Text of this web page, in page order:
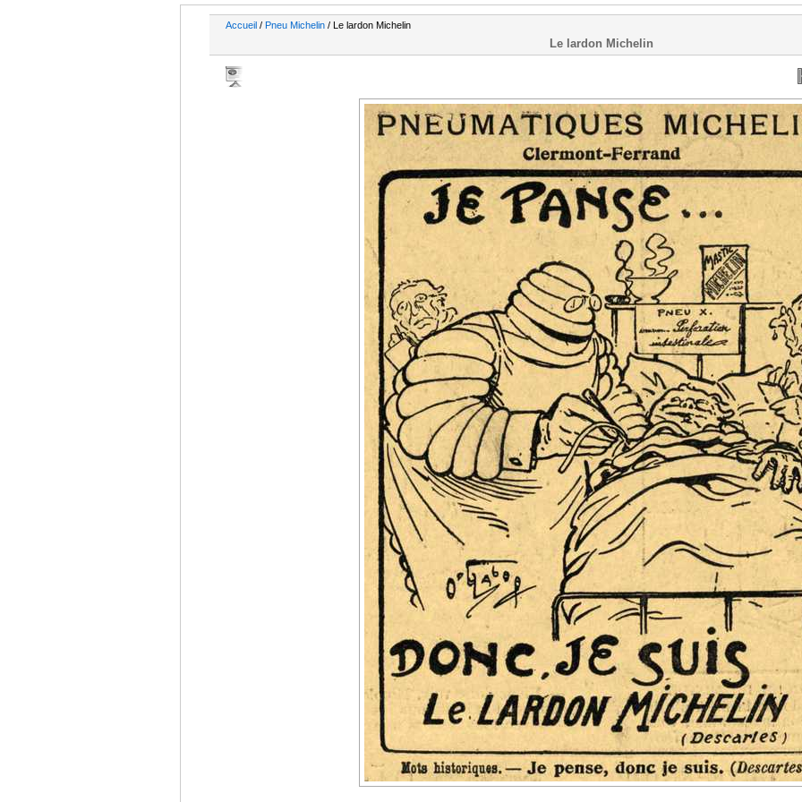
Accueil / Pneu Michelin / Le lardon Michelin
Le lardon Michelin